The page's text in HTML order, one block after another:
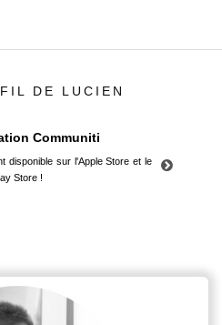
DE LUCIEN
Communiti
disponible sur l'Apple Store et le
Store !
Store !